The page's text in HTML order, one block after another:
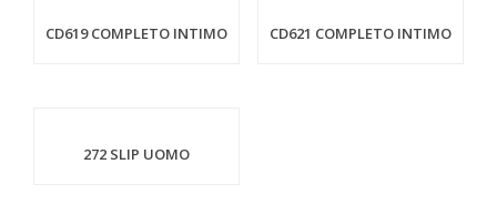
CD619 COMPLETO INTIMO CD621 COMPLETO INTIMO
272 SLIP UOMO